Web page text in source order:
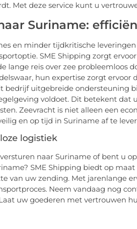
Met deze service kunt u
Suriname:
en minder tijdkritische
SME Shipping zorgt
lange reis over zee probleemloos
hun expertise zorgt
bedrijf uitgebreide ondersteuning
voldoet. Dit betekent dat
Zeevracht is niet alleen een
en op tijd in Suriname af te
logistiek
naar Suriname of bent u
SME Shipping biedt op
van uw zending. Met jarenlange
Neem vandaag nog
uw goederen met vertrouwen